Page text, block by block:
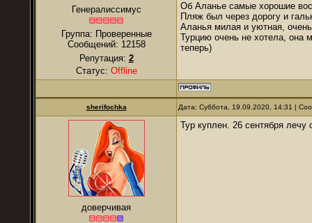
Генералиссимус
Группа: Проверенные
Сообщений: 12158
Репутация: 2
Статус: Offline
Об Аланье самые хорошие
Пляж был через дорогу и
Аланья милая и уютная,
Турцию очень не хотела, она
теперь)
sherifochka Дата: Суббота, 19.09.2020, 14:31 |
доверчивая
Тур куплен. 26 сентября